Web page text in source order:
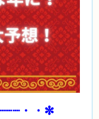
・・✼